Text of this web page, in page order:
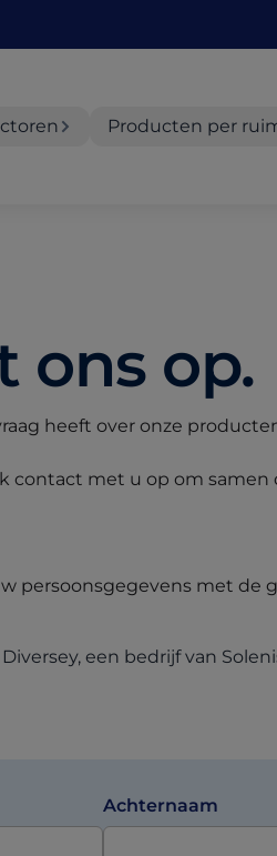
Producten per
ons op.
heeft over onze
met u op om
persoonsgegevens met
een bedrijf van
Achternaam